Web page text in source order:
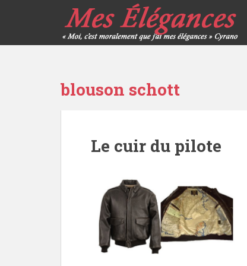
blouson schott
Le cuir du pilote